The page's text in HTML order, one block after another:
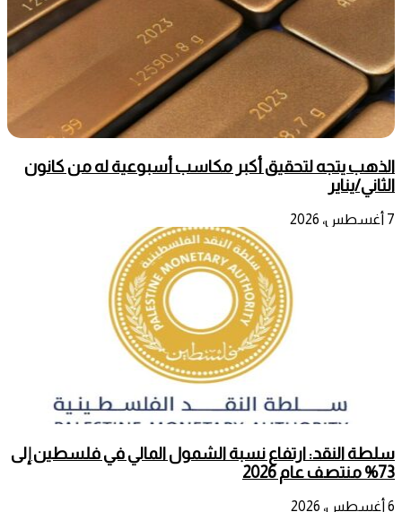
الذهب يتجه لتحقيق أكبر مكاسب أسبوعية له من كانون
الثاني/يناير
7 أغسطس، 2026
سلطة النقد: ارتفاع نسبة الشمول المالي في فلسطين إلى
73% منتصف عام 2026
6 أغسطس، 2026